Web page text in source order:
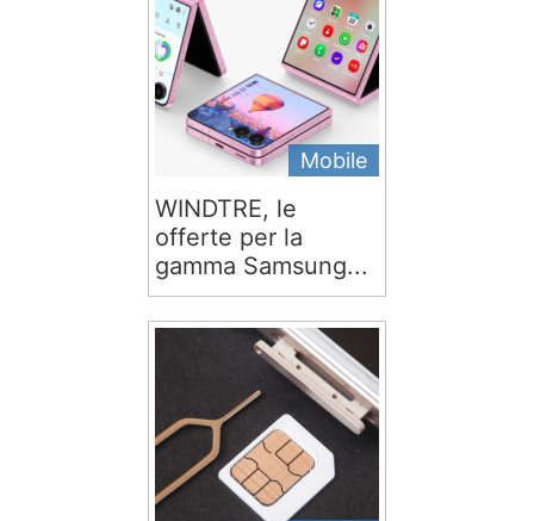
Mobile
WINDTRE, le
offerte per la
gamma Samsung...